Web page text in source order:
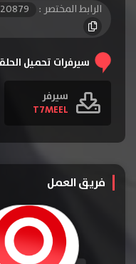
الرابط المختصر :
سيرفرات تحميل
سيرفر
T7MEEL
فريق العمل